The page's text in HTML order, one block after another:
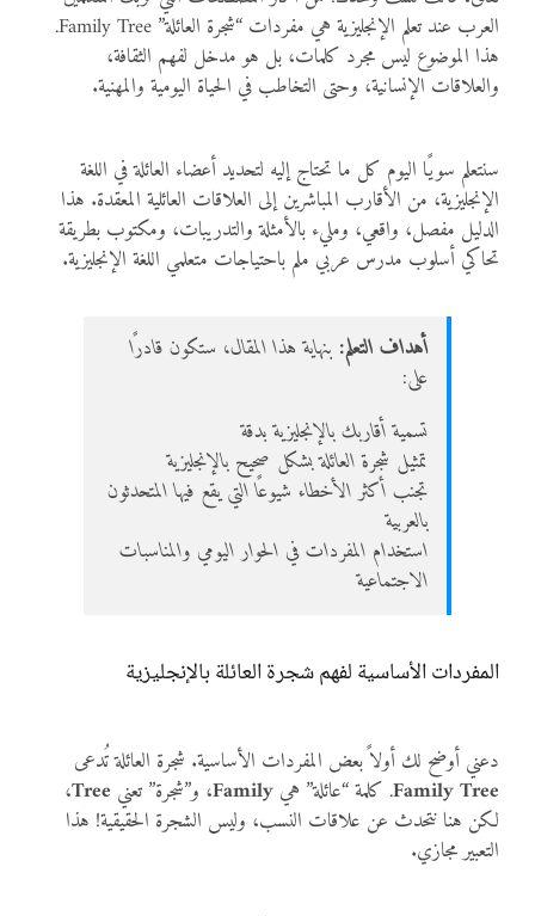
العرب عند تعلم الإنجليزية هي مفردات “شجرة العائلة” Family Tree.
هذا الموضوع ليس مجرد كلمات، بل هو مدخل لفهم الثقافة،
والعلاقات الإنسانية، وحتى التخاطب في الحياة اليومية والمهنية.
سنتعلم سويًا اليوم كل ما تحتاج إليه لتحديد أعضاء العائلة في اللغة
الإنجليزية، من الأقارب المباشرين إلى العلاقات العائلية المعقدة. هذا
الدليل مفصل، واقعي، ومليء بالأمثلة والتدريبات، ومكتوب بطريقة
تحاكي أسلوب مدرس عربي ملم باحتياجات متعلمي اللغة الإنجليزية.
أهداف التعلم: بنهاية هذا المقال، ستكون قادرًا
على:
تسمية أقاربك بالإنجليزية بدقة
تمثيل شجرة العائلة بشكل صحيح بالإنجليزية
تجنب أكثر الأخطاء شيوعًا التي يقع فيها المتحدثون
بالعربية
استخدام المفردات في الحوار اليومي والمناسبات
الاجتماعية
المفردات الأساسية لفهم شجرة العائلة بالإنجليزية
دعني أوضح لك أولاً بعض المفردات الأساسية. شجرة العائلة تُدعى
Family Tree. كلمة “عائلة” هي Family، و”شجرة” تعني Tree،
لكن هنا نتحدث عن علاقات النسب، وليس الشجرة الحقيقية! هذا
التعبير مجازي.